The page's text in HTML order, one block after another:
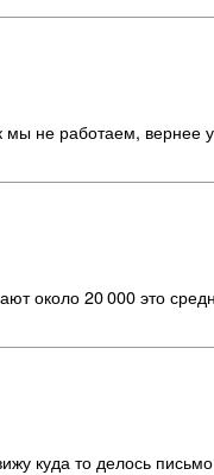
мы не работаем, вернее
около 20 000 это
куда то делось письмо